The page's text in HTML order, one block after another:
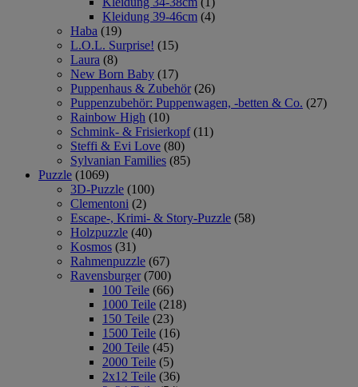
Kleidung 39-46cm (4)
Haba (19)
L.O.L. Surprise! (15)
Laura (8)
New Born Baby (17)
Puppenhaus & Zubehör (26)
Puppenzubehör: Puppenwagen, -betten & Co. (27)
Rainbow High (10)
Schmink- & Frisierkopf (11)
Steffi & Evi Love (80)
Sylvanian Families (85)
Puzzle (1069)
3D-Puzzle (100)
Clementoni (2)
Escape-, Krimi- & Story-Puzzle (58)
Holzpuzzle (40)
Kosmos (31)
Rahmenpuzzle (67)
Ravensburger (700)
100 Teile (66)
1000 Teile (218)
150 Teile (23)
1500 Teile (16)
200 Teile (45)
2000 Teile (5)
2x12 Teile (36)